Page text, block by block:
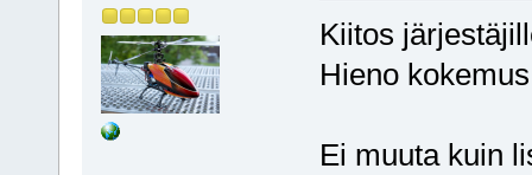
Kiitos
Hieno
Ei muuta kuin